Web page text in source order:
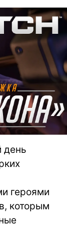
день
героями
которым